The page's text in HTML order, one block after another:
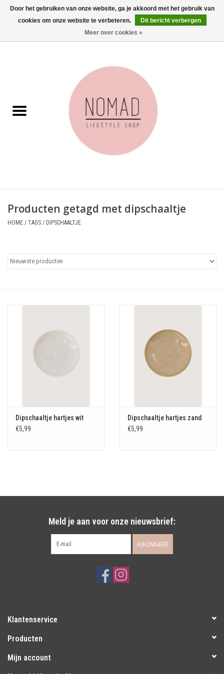
0 Artikelen - €0,00
Aan tafel
Producten getagd met dipschaaltje
HOME / TAGS / DIPSCHAALTJE
Dipschaaltje hartjes wit
€5,99
Dipschaaltje hartjes zand
€5,99
Meld je aan voor onze nieuwsbrief:
ABONNEER
Klantenservice
Producten
Mijn account
Door het gebruiken van onze website, ga je akkoord met het gebruik van
cookies om onze website te verbeteren.
Dit bericht verbergen
Meer over cookies »